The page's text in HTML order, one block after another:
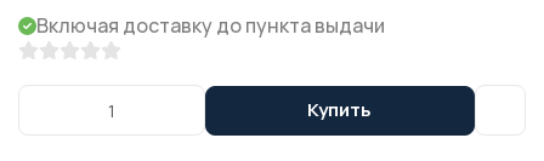
Включая доставку до пункта выдачи
Купить